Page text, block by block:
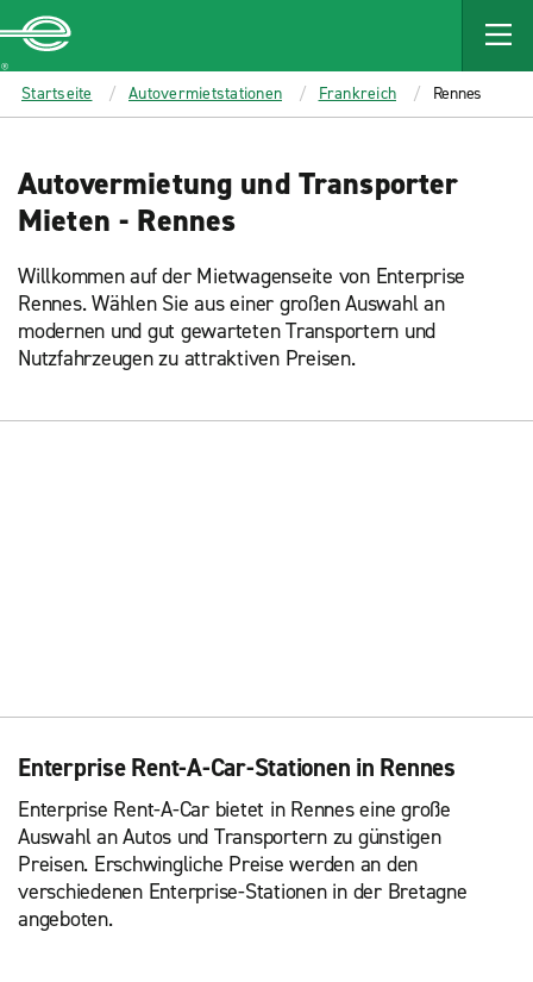
MAIN
CONTENT
Enterprise
Startseite Autovermietstationen Frankreich Rennes
Autovermietung und Transporter
Mieten - Rennes
Willkommen auf der Mietwagenseite von Enterprise
Rennes. Wählen Sie aus einer großen Auswahl an
modernen und gut gewarteten Transportern und
Nutzfahrzeugen zu attraktiven Preisen.
Enterprise Rent-A-Car-Stationen in Rennes
Enterprise Rent-A-Car bietet in Rennes eine große
Auswahl an Autos und Transportern zu günstigen
Preisen. Erschwingliche Preise werden an den
verschiedenen Enterprise-Stationen in der Bretagne
angeboten.